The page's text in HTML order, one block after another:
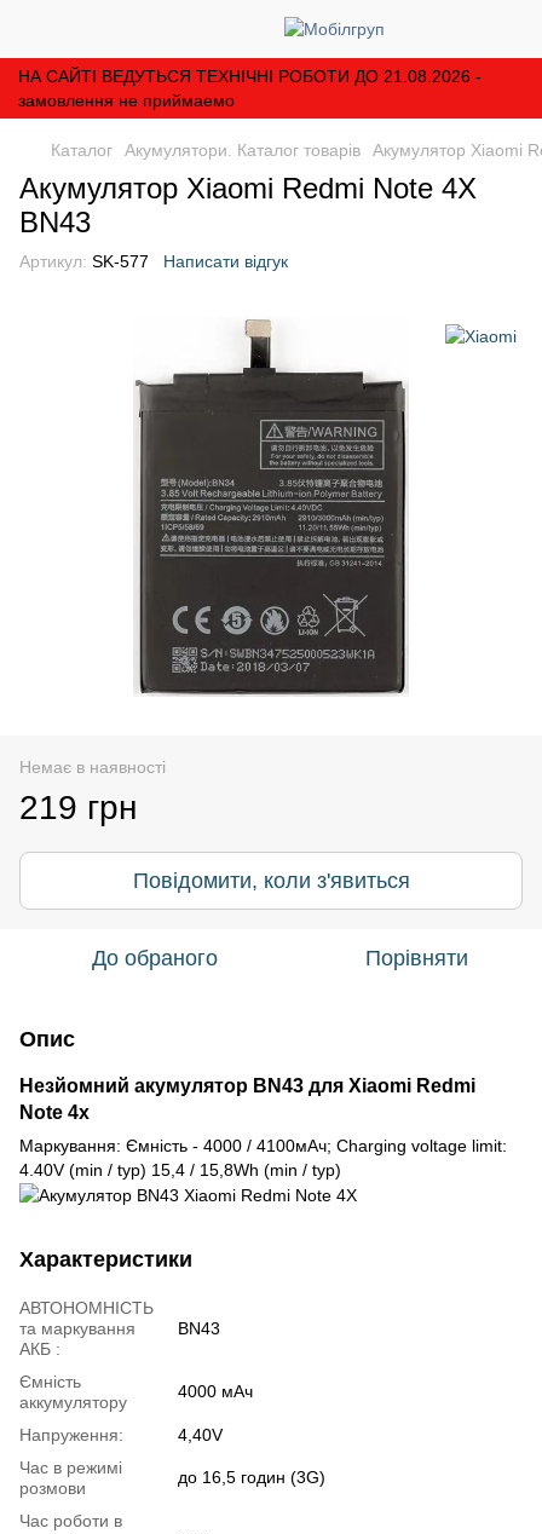
НА САЙТІ ВЕДУТЬСЯ ТЕХНІЧНІ РОБОТИ ДО 21.08.2026 -
замовлення не приймаемо
Каталог Акумулятори. Каталог товарів Акумулятор Xiaomi
Акумулятор Xiaomi Redmi Note 4X
BN43
Артикул: SK-577 Написати відгук
Немає в наявності
219 грн
Повідомити, коли з'явиться
До обраного Порівняти
Опис
Незйомний акумулятор BN43 для Xiaomi Redmi
Note 4x
Маркування: Ємність - 4000 / 4100мАч; Charging voltage limit:
4.40V (min / typ) 15,4 / 15,8Wh (min / typ)
Характеристики
АВТОНОМНІСТЬ
та маркування
АКБ :
BN43
Ємність
аккумулятору
4000 мАч
Напруження:
4,40V
Час в режимі
розмови
до 16,5 годин (3G)
Час роботи в